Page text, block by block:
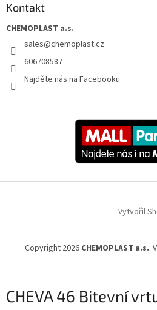
CHEVA 46 Bitevní
Kontakt
CHEMOPLAST a.s.
sales@chemoplast.cz
606708587
Najděte nás na Facebooku
Vytvořil
Copyright 2026 CHEMOPLAST a.s..